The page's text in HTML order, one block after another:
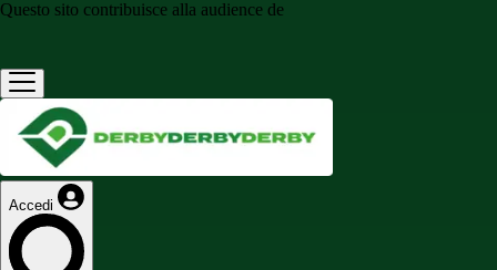
Questo sito contribuisce alla audience de
Accedi